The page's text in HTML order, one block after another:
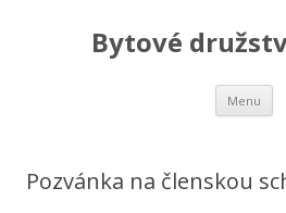
Bytové
Menu
Pozvánka na členskou